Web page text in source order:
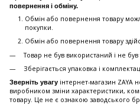
повернення і обміну.
Обмін або повернення товару
покупки.
Обмiн або повернення товару
Товар не був використаний і не був
Зберiгається упаковка і
Зверніть увагу інтернет-магазин ZAYA
виробником зміни характеристики,
товару. Це не є ознакою заводського